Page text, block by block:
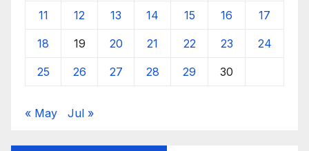
11 12 13 14 15 16 17
18 19 20 21 22 23 24
25 26 27 28 29 30
« May Jul »